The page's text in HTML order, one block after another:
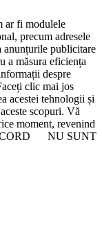
ar fi modulele
precum adresele
anunțurile publicitare
a măsura eficiența
despre
clic mai jos
acestei tehnologii și
scopuri. Vă
moment, revenind
NU SUNT